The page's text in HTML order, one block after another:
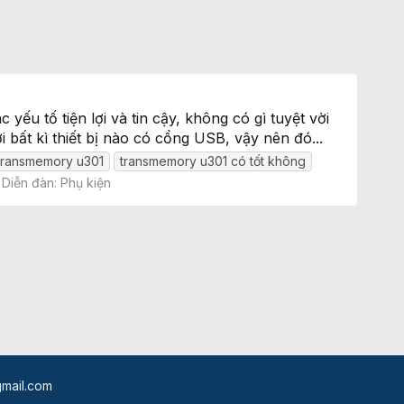
yếu tố tiện lợi và tin cậy, không có gì tuyệt vời
kì thiết bị nào có cổng USB, vậy nên đó...
u301
transmemory u301 có tốt không
Diễn đàn: Phụ kiện